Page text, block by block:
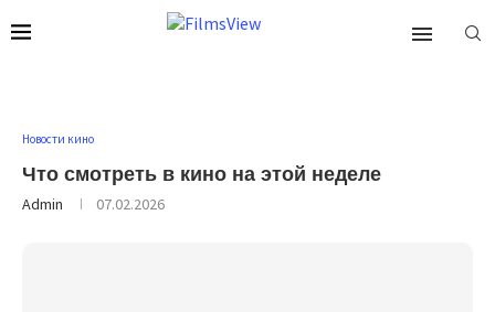
Новости кино
Что смотреть в кино на этой неделе
Admin 07.02.2026